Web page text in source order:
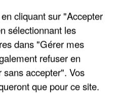
LANCE UN ÉLAN
cliquant sur "Accepter
sélectionnant les
dans "Gérer mes
refuser en
accepter". Vos
que pour ce site.